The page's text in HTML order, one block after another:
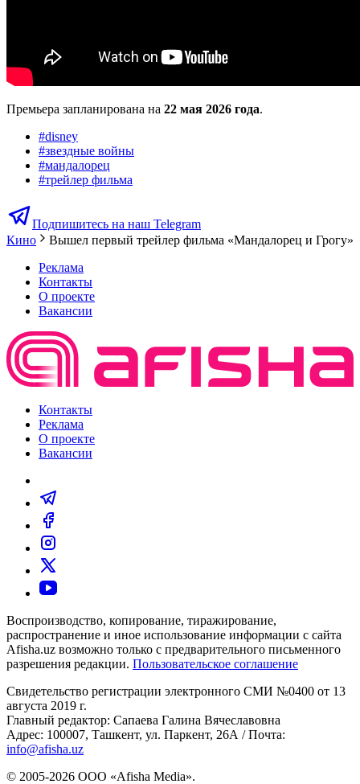
Премьера запланирована на 22 мая 2026 года.
#disney
#звездные войны
#мандалорец
#трейлер фильма
Подпишитесь на наш Telegram
Кино
Вышел первый трейлер фильма «Мандалорец и Грогу»
Реклама
Контакты
О проекте
Вакансии
Контакты
Реклама
О проекте
Вакансии
Воспроизводство, копирование, тиражирование,
распространение и иное использование информации с сайта
Afisha.uz возможно только с предварительного письменного
разрешения редакции. Пользовательское соглашение
Свидетельство регистрации электронного СМИ №0400 от 13
августа 2019 г.
Главный редактор: Сапаева Галина Вячеславовна
Адрес: 100007, Ташкент, ул. Паркент, 26А / Почта:
info@afisha.uz
© 2005-2026 ООО «Afisha Media».